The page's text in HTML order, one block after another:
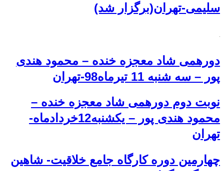
سلیمی-تهران(برگزار شد)
دورهمی شاد معجزه خنده – محمود هندی
پور – سه شنبه 11 تیرماه98-تهران
نوبت دوم دورهمی شاد معجزه خنده –
محمود هندی پور – یکشنبه12خردادماه-
تهران
چهارمین دوره کارگاه جامع خلاقیت- شاهین